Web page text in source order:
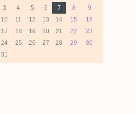
3
4 5 6 7 8
9
10
11 12 13 14 15
16
17
18 19 20 21 22
23
24
25 26 27 28 29
30
31